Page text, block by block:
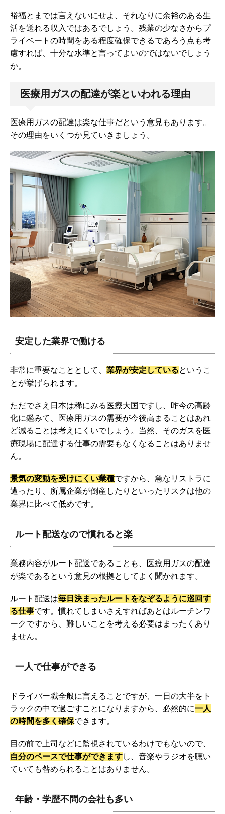
裕福とまでは言えないにせよ、それなりに余裕のある生
活を送れる収入ではあるでしょう。残業の少なさからプ
ライベートの時間をある程度確保できるであろう点も考
慮すれば、十分な水準と言ってよいのではないでしょう
か。
医療用ガスの配達が楽といわれる理由
医療用ガスの配達は楽な仕事だという意見もあります。
その理由をいくつか見ていきましょう。
安定した業界で働ける
非常に重要なこととして、 業界が安定しているというこ
とが挙げられます。
ただでさえ日本は稀にみる医療大国ですし、昨今の高齢
化に鑑みて、医療用ガスの需要が今後高まることはあれ
ど減ることは考えにくいでしょう。当然、そのガスを医
療現場に配達する仕事の需要もなくなることはありませ
ん。
景気の変動を受けにくい業種ですから、急なリストラに
遭ったり、所属企業が倒産したりといったリスクは他の
業界に比べて低めです。
ルート配送なので慣れると楽
業務内容がルート配送であることも、医療用ガスの配達
が楽であるという意見の根拠としてよく聞かれます。
ルート配送は毎日決まったルートをなぞるように巡回す
る仕事です。慣れてしまいさえすればあとはルーチンワ
ークですから、難しいことを考える必要はまったくあり
ません。
一人で仕事ができる
ドライバー職全般に言えることですが、一日の大半をト
ラックの中で過ごすことになりますから、必然的に一人
の時間を多く確保できます。
目の前で上司などに監視されているわけでもないので、
自分のペースで仕事ができますし、音楽やラジオを聴い
ていても咎められることはありません。
年齢・学歴不問の会社も多い